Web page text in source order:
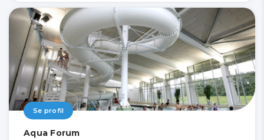
Se profil
Aqua Forum